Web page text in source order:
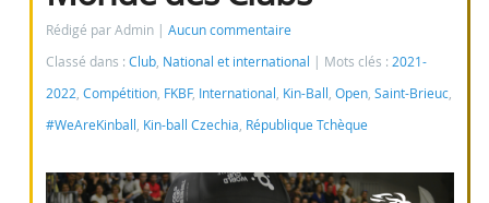
Rédigé par Admin
Aucun commentaire
Classé dans : Club, National et international Mots clés : 2021-
2022, Compétition, FKBF, International , Kin-Ball , Open, Saint-Brieuc,
#WeAreKinball , Kin-ball Czechia, République Tchèque